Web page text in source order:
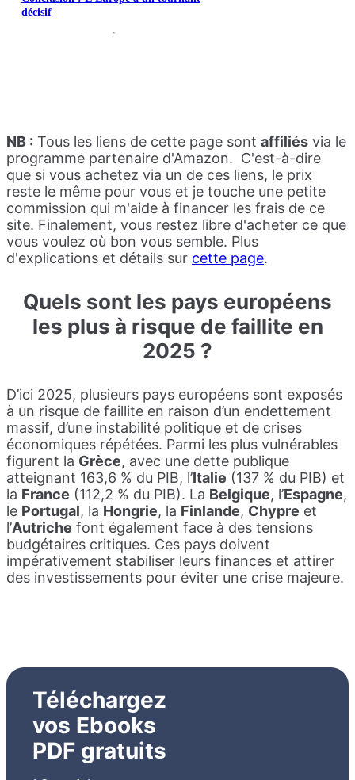
décisif
NB : Tous les liens de cette page sont affiliés via le
programme partenaire d'Amazon. C'est-à-dire
que si vous achetez via un de ces liens, le prix
reste le même pour vous et je touche une petite
commission qui m'aide à financer les frais de ce
site. Finalement, vous restez libre d'acheter ce que
vous voulez où bon vous semble. Plus
d'explications et détails sur cette page.
Quels sont les pays européens
les plus à risque de faillite en
2025 ?
D’ici 2025, plusieurs pays européens sont exposés
à un risque de faillite en raison d’un endettement
massif, d’une instabilité politique et de crises
économiques répétées. Parmi les plus vulnérables
figurent la Grèce, avec une dette publique
atteignant 163,6 % du PIB, l’Italie (137 % du PIB) et
la France (112,2 % du PIB). La Belgique, l’Espagne,
le Portugal, la Hongrie, la Finlande, Chypre et
l’Autriche font également face à des tensions
budgétaires critiques. Ces pays doivent
impérativement stabiliser leurs finances et attirer
des investissements pour éviter une crise majeure.
Téléchargez
vos Ebooks
PDF gratuits